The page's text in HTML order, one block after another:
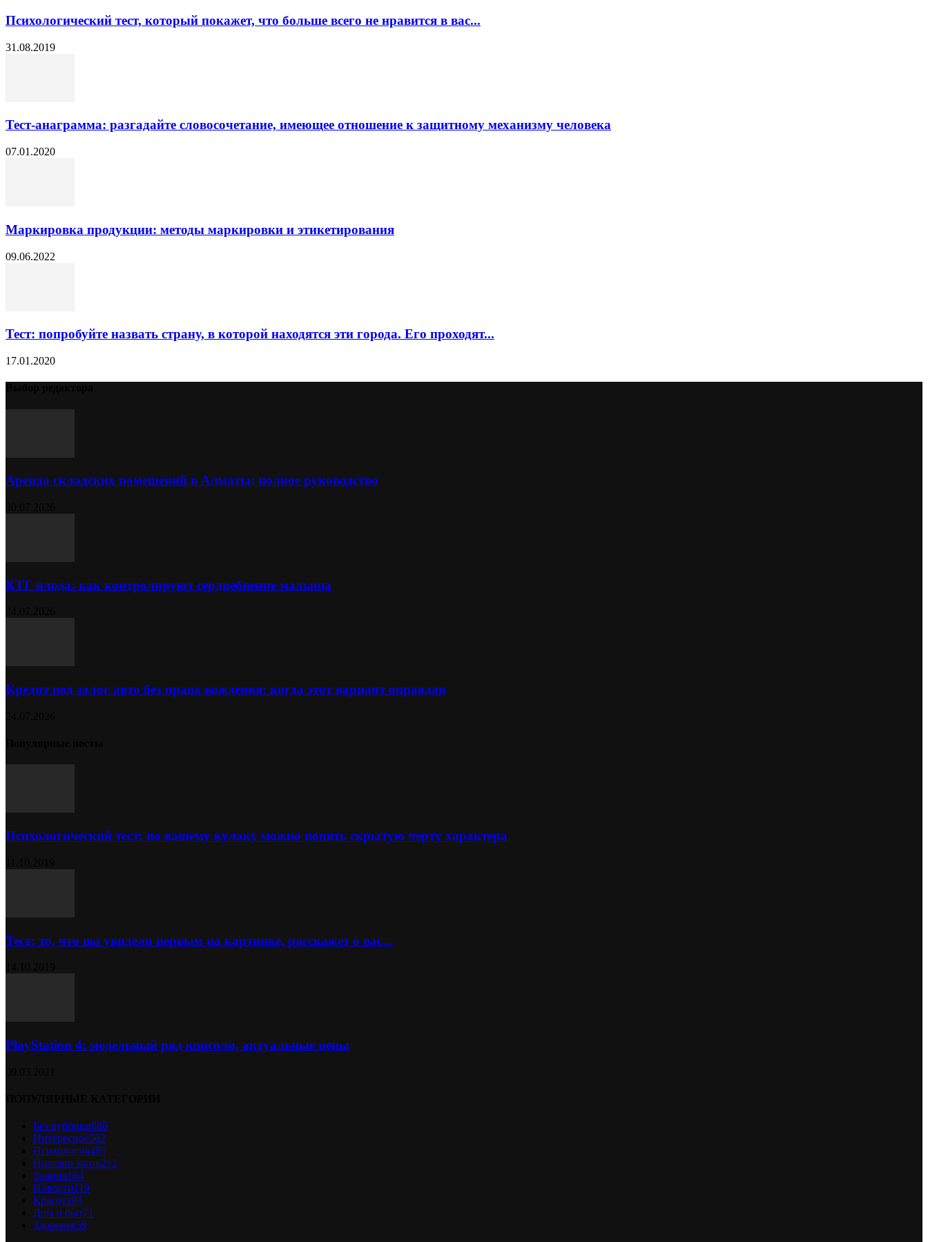
Психологический тест, который покажет, что больше всего не нравится в вас...
31.08.2019
Тест-анаграмма: разгадайте словосочетание, имеющее отношение к защитному механизму человека
07.01.2020
Маркировка продукции: методы маркировки и этикетирования
09.06.2022
Тест: попробуйте назвать страну, в которой находятся эти города. Его проходят...
17.01.2020
Аренда складских помещений в Алматы: полное руководство
КТГ плода: как контролируют сердцебиение малыша
Кредит под залог авто без права вождения: когда этот вариант оправдан
Психологический тест: по вашему кулаку можно понять скрытую черту характера
Тест: то, что вы увидели первым на картинке, расскажет о вас...
PlayStation 4: модельный ряд консоли, актуальные цены
Без рубрики686
Интересное562
Психология485
Полезно знать212
Знания164
Новости119
Красота93
Дом и быт71
Здоровье59